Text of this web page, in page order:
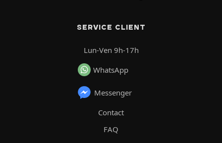
SERVICE CLIENT
Lun-Ven 9h-17h
WhatsApp
Messenger
Contact
FAQ